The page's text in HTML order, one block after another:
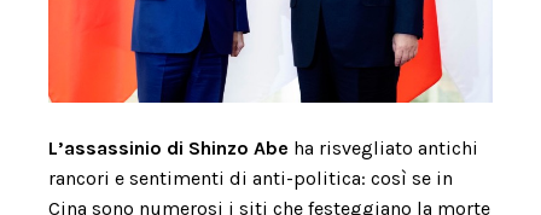
L’assassinio di Shinzo Abe ha risvegliato antichi
rancori e sentimenti di anti-politica: così se in
Cina sono numerosi i siti che festeggiano la morte